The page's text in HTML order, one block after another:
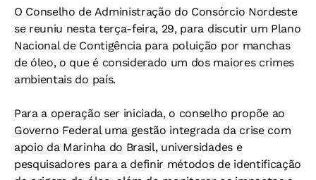
O Conselho de Administração do Consórcio Nordeste
se reuniu nesta terça-feira, 29, para discutir um Plano
Nacional de Contigência para poluição por manchas
de óleo, o que é considerado um dos maiores crimes
ambientais do país.
Para a operação ser iniciada, o conselho propõe ao
Governo Federal uma gestão integrada da crise com
apoio da Marinha do Brasil, universidades e
pesquisadores para a definir métodos de identificação